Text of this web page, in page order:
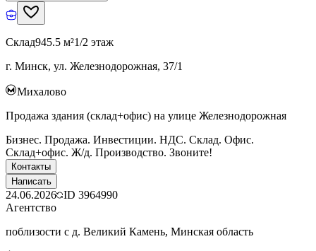
Склад945.5 м²1/2 этаж
г. Минск, ул. Железнодорожная, 37/1
Михалово
Продажа здания (склад+офис) на улице Железнодорожная
Бизнес. Продажа. Инвестиции. НДС. Склад. Офис.
Склад+офис. Ж/д. Производство. Звоните!
Контакты
Написать
24.06.2026 ID 3964990
Агентство
поблизости с д. Великий Камень, Минская область